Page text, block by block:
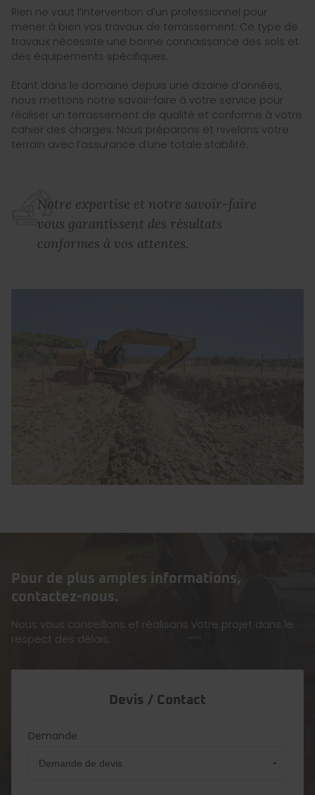
Rien ne vaut l’intervention d’un professionnel pour
mener à bien vos travaux de terrassement. Ce type de
travaux nécessite une bonne connaissance des sols et
des équipements spécifiques.
Étant dans le domaine depuis une dizaine d’années,
nous mettons notre savoir-faire à votre service pour
réaliser un terrassement de qualité et conforme à votre
cahier des charges. Nous préparons et nivelons votre
terrain avec l’assurance d’une totale stabilité.
Notre expertise et notre savoir-faire
vous garantissent des résultats
conformes à vos attentes.
Pour de plus amples informations,
contactez-nous.
Nous vous conseillons et réalisons votre projet dans le
respect des délais.
Devis / Contact
Demande